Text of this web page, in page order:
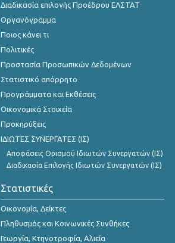
1999
1998
Διαδικασία επιλογής Προέδρου ΕΛΣΤΑΤ
Οργανόγραμμα
Ποιος κάνει τι
Πολιτικές
Προστασία Προσωπικών Δεδομένων
Στατιστικό απόρρητο
Προγράμματα και Εκθέσεις
Οικονομικά Στοιχεία
Προκηρύξεις
ΙΔΙΩΤΕΣ ΣΥΝΕΡΓΑΤΕΣ (ΙΣ)
Αποφάσεις Ορισμού Ιδιωτών Συνεργατών (ΙΣ)
Διαδικασία Επιλογής Ιδιωτών Συνεργατών (ΙΣ)
Στατιστικές
Οικονομία, Δείκτες
Πληθυσμός και Κοινωνικές Συνθήκες
Γεωργία, Κτηνοτροφία, Αλιεία